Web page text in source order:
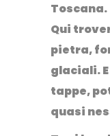
Toscana.
Qui
pietra,
glaciali.
tappe,
quasi